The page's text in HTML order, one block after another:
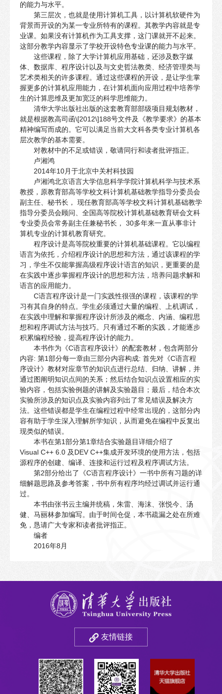
的能力与水平。
第三层次，也就是使用计算机工具，以计算机软硬件为
背景而开设的为某一专业所特有的课程。其教学内容就是专
业课。如果没有计算机作为工具支撑，这门课就开不起来。
这部分教学内容显示了学校开设特色专业课的能力与水平。
这些课程，除了大学计算机应用基础，还涉及数字媒
体、数据库、程序设计以及与文史哲法教类、经济管理类与
艺术类相关的许多课程。通过这些课程的开设，是让学生掌
握更多的计算机应用能力，在计算机面向应用过程中培养学
生的计算思维及更加宽泛的科学思维能力。
清华大学出版社出版的这套教育部部级项目规划教材，
就是根据教高司函\[2012\]188号文件及《教学要求》的基本
精神编写而成的。它可以满足当前大文科各类专业计算机各
层次教学的基本需要。
对教材中的不足或错误，敬请同行和读者批评指正。
卢湘鸿
2014年10月于北京中关村科技园
卢湘鸿北京语言大学信息科学学院计算机科学与技术系
教授，原教育部高等学校文科计算机基础教学指导分委员会
副主任、秘书长， 现任教育部高等学校文科计算机基础教学
指导分委员会顾问、全国高等院校计算机基础教育研会文科
专业委员会常务副主任兼秘书长， 30多年来一直从事非计
算机专业的计算机教育研究。
程序设计是高等院校重要的计算机基础课程。它以编程
语言为依托，介绍程序设计的思想和方法，通过该课程的学
习，学生不仅能掌握高级程序设计语言的知识，更重要的是
在实践中逐步掌握程序设计的思想和方法，培养问题求解和
语言的应用能力。
C语言程序设计是一门实践性很强的课程，该课程的学
习有其自身的特点。学生必须通过大量的编程、上机调试，
在实践中理解和掌握程序设计所涉及的概念、内涵、编程思
想和程序调试方法与技巧。只有通过不断的实践，才能逐步
积累编程经验，提高程序设计的能力。
本书作为《C语言程序设计》的配套教材，包含两部分
内容: 第1部分每一章由三部分内容构成: 首先对《C语言程
序设计》教材对应章节的知识点进行总结、归纳、讲解，并
通过图阐明知识点间的关系；然后结合知识点设置相应的实
验内容，包括实验例题的讲解及实验题目；最后，结合本次
实验所涉及的知识点及实验内容列出了常见错误及解决方
法。这些错误都是学生在编程过程中经常出现的，这部分内
容有助于学生深入理解所学知识，从而避免在编程中反复出
现类似的错误。
本书在第1部分第1章结合实验题目详细介绍了
Visual C++ 6.0 及DEV C++集成开发环境的使用方法，包括
源程序的创建、编译、连接和运行过程及程序调试方法。
第2部分给出了《C语言程序设计》一书中所有习题的详
细解题思路及参考答案，书中所有程序均经过调试并运行通
过。
本书由张书云主编并统稿，朱雷、海沫、张悦今、汤
健、马丽林参加编写。由于时间仓促，本书疏漏之处在所难
免，恳请广大专家和读者批评指正。
编者
2016年8月
友情链接